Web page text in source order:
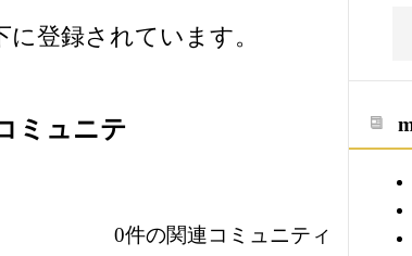
に登録されています。
ミュニテ
0件の関連コミュニティ